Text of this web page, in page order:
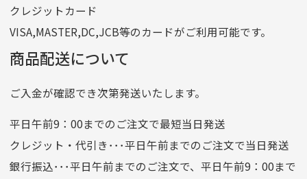
他銀行から
店名
四七八（読みヨンナナハチ）
店番
478
預金種目
普通預金
口座番号
0776226
口座名義
株式会社一条
クレジットカード
VISA,MASTER,DC,JCB等のカードがご利用可能です。
商品配送について
ご入金が確認でき次第発送いたします。
平日午前9：00までのご注文で最短当日発送
クレジット・代引き･･･平日午前までのご注文で当日発送
銀行振込･･･平日午前までのご注文で、平日午前9：00まで